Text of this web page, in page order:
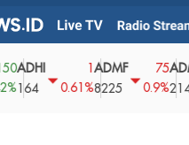
0.61%
ADMF
8225
75
0.9%
ADMG
214